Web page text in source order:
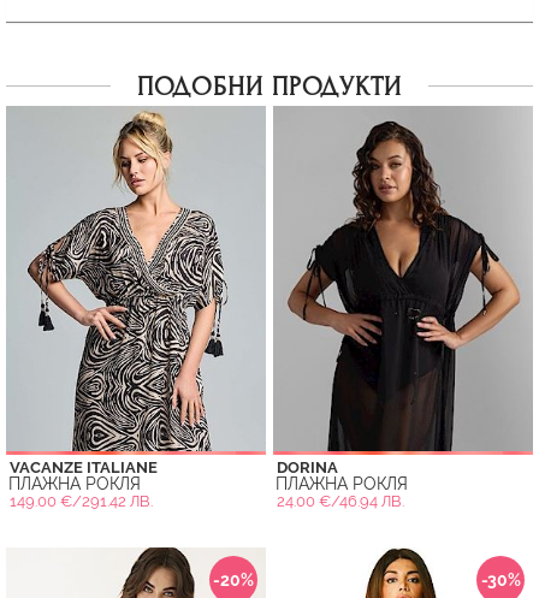
ПОДОБНИ ПРОДУКТИ
VACANZE ITALIANE
ПЛАЖНА РОКЛЯ
149.00 €/291.42 ЛВ.
DORINA
ПЛАЖНА РОКЛЯ
24.00 €/46.94 ЛВ.
-20% -30%